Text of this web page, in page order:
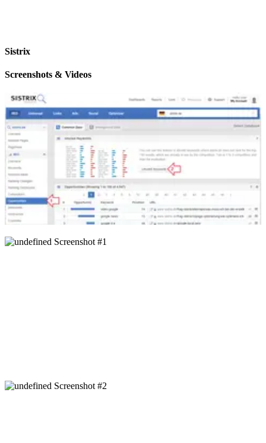
Sistrix
Screenshots & Videos